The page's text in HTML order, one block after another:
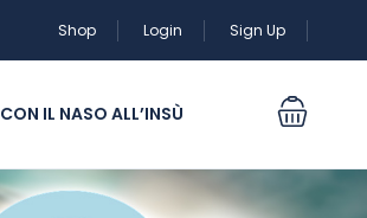
Shop Login Sign Up
CON IL NASO ALL’INSÙ